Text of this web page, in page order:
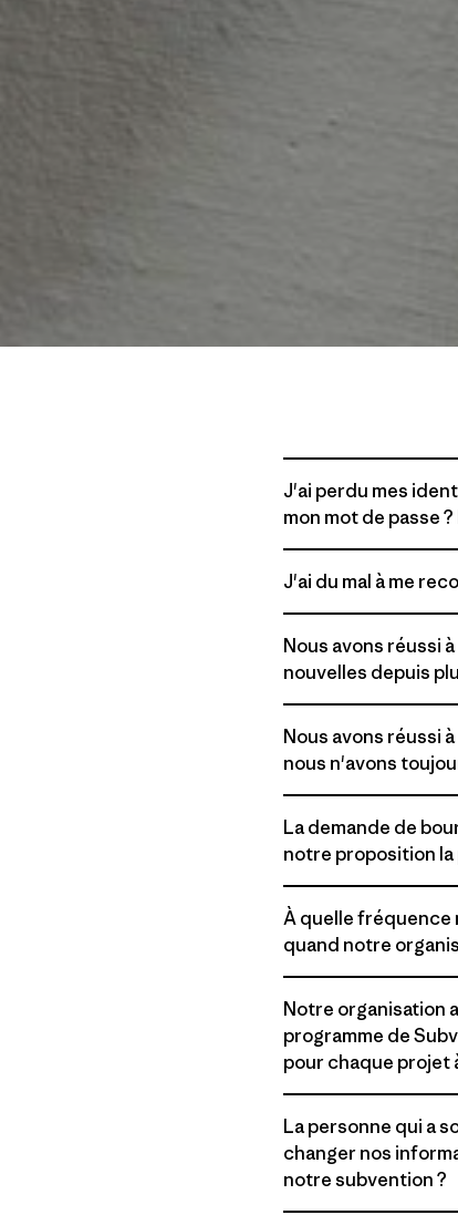
J'ai perdu mes
mon mot de passe
J'ai du mal à me
Nous avons réussi
nouvelles depuis
Nous avons réussi
nous n'avons
La demande de
notre proposition
À quelle fréquence
quand notre
Notre organisation
programme de
pour chaque projet
La personne qui a
changer nos
notre subvention ?